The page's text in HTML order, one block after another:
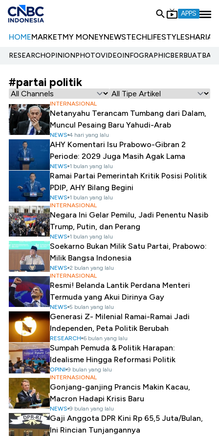
APPS
HOMEMARKETMY MONEYNEWSTECHLIFESTYLESHARIA
RESEARCHOPINIONPHOTOVIDEOINFOGRAPHIC
#partai politik
INTERNASIONAL
Netanyahu Terancam Tumbang dari Dalam,
Muncul Pesaing Baru Yahudi-Arab
NEWS 4 hari yang lalu
AHY Komentari Isu Prabowo-Gibran 2
Periode: 2029 Juga Masih Agak Lama
NEWS 1 bulan yang lalu
Ramai Partai Pemerintah Kritik Posisi Politik
PDIP, AHY Bilang Begini
NEWS 1 bulan yang lalu
INTERNASIONAL
Negara Ini Gelar Pemilu, Jadi Penentu Nasib
Trump, Putin, dan Perang
NEWS 1 bulan yang lalu
Soekarno Bukan Milik Satu Partai, Prabowo:
Milik Bangsa Indonesia
NEWS 2 bulan yang lalu
INTERNASIONAL
Resmi! Belanda Lantik Perdana Menteri
Termuda yang Akui Dirinya Gay
NEWS 5 bulan yang lalu
Generasi Z- Milenial Ramai-Ramai Jadi
Independen, Peta Politik Berubah
RESEARCH 6 bulan yang lalu
Sumpah Pemuda & Politik Harapan:
Idealisme Hingga Reformasi Politik
OPINI 9 bulan yang lalu
INTERNASIONAL
Gonjang-ganjing Prancis Makin Kacau,
Macron Hadapi Krisis Baru
NEWS 9 bulan yang lalu
Gaji Anggota DPR Kini Rp 65,5 Juta/Bulan,
Ini Rincian Tunjangannya